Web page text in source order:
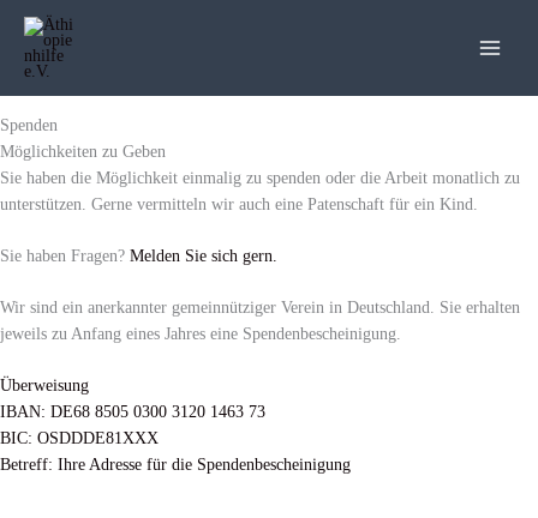
Inhalt
springen
Spenden
Möglichkeiten zu Geben
Sie haben die Möglichkeit einmalig zu spenden oder die Arbeit monatlich zu
unterstützen. Gerne vermitteln wir auch eine Patenschaft für ein Kind.
Sie haben Fragen? Melden Sie sich gern.
Wir sind ein anerkannter gemeinnütziger Verein in Deutschland. Sie erhalten
jeweils zu Anfang eines Jahres eine Spendenbescheinigung.
Überweisung
IBAN: DE68 8505 0300 3120 1463 73
BIC: OSDDDE81XXX
Betreff: Ihre Adresse für die Spendenbescheinigung